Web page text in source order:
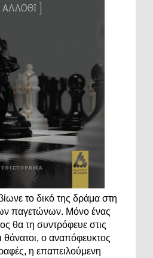
το δικό της δράμα στη
παγετώνων. Μόνο ένας
θα τη συντρόφευε στις
θάνατοι, ο αναπόφευκτος
η επαπειλούμενη